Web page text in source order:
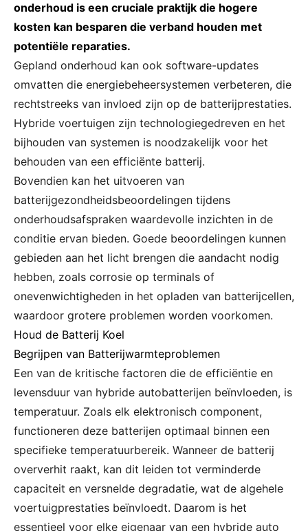
onderhoud is een cruciale praktijk die hogere
kosten kan besparen die verband houden met
potentiële reparaties.
Gepland onderhoud kan ook software-updates
omvatten die energiebeheersystemen verbeteren, die
rechtstreeks van invloed zijn op de batterijprestaties.
Hybride voertuigen zijn technologiegedreven en het
bijhouden van systemen is noodzakelijk voor het
behouden van een efficiënte batterij.
Bovendien kan het uitvoeren van
batterijgezondheidsbeoordelingen tijdens
onderhoudsafspraken waardevolle inzichten in de
conditie ervan bieden. Goede beoordelingen kunnen
gebieden aan het licht brengen die aandacht nodig
hebben, zoals corrosie op terminals of
onevenwichtigheden in het opladen van batterijcellen,
waardoor grotere problemen worden voorkomen.
Houd de Batterij Koel
Begrijpen van Batterijwarmteproblemen
Een van de kritische factoren die de efficiëntie en
levensduur van hybride autobatterijen beïnvloeden, is
temperatuur. Zoals elk elektronisch component,
functioneren deze batterijen optimaal binnen een
specifieke temperatuurbereik. Wanneer de batterij
oververhit raakt, kan dit leiden tot verminderde
capaciteit en versnelde degradatie, wat de algehele
voertuigprestaties beïnvloedt. Daarom is het
essentieel voor elke eigenaar van een hybride auto